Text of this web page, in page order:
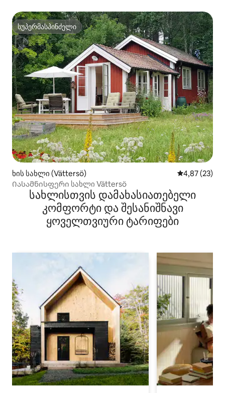
სუპერმასპინძელი
სუპერმასპინძელი
ხის სახლი (Vättersö) საშუალო
4,87 (23)
Იასამნისფერი სახლი Vättersö
სახლისთვის დამახასიათებელი
კომფორტი და შესანიშნავი
ყოველთვიური ტარიფები